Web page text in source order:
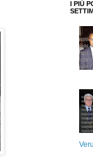
I PIÙ